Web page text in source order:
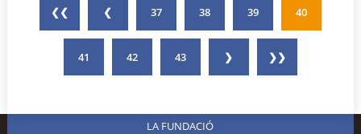
❮❮ ❮ 37 38 39 40
41 42 43 ❯ ❯❯
LA FUNDACIÓ